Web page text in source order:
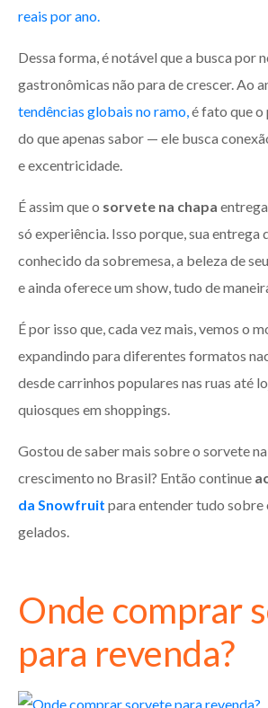
reais por ano.
Dessa forma, é notável que a busca por
gastronômicas não para de crescer. Ao
tendências globais no ramo, é fato que o
do que apenas sabor — ele busca
e excentricidade.
É assim que o sorvete na chapa
só experiência. Isso porque, sua entrega
conhecido da sobremesa, a beleza de
e ainda oferece um show, tudo de
É por isso que, cada vez mais, vemos o
expandindo para diferentes formatos
desde carrinhos populares nas ruas até
quiosques em shoppings.
Gostou de saber mais sobre o sorvete na
crescimento no Brasil? Então continue
da Snowfruit para entender tudo sobre
gelados.
Onde comprar
para revenda?